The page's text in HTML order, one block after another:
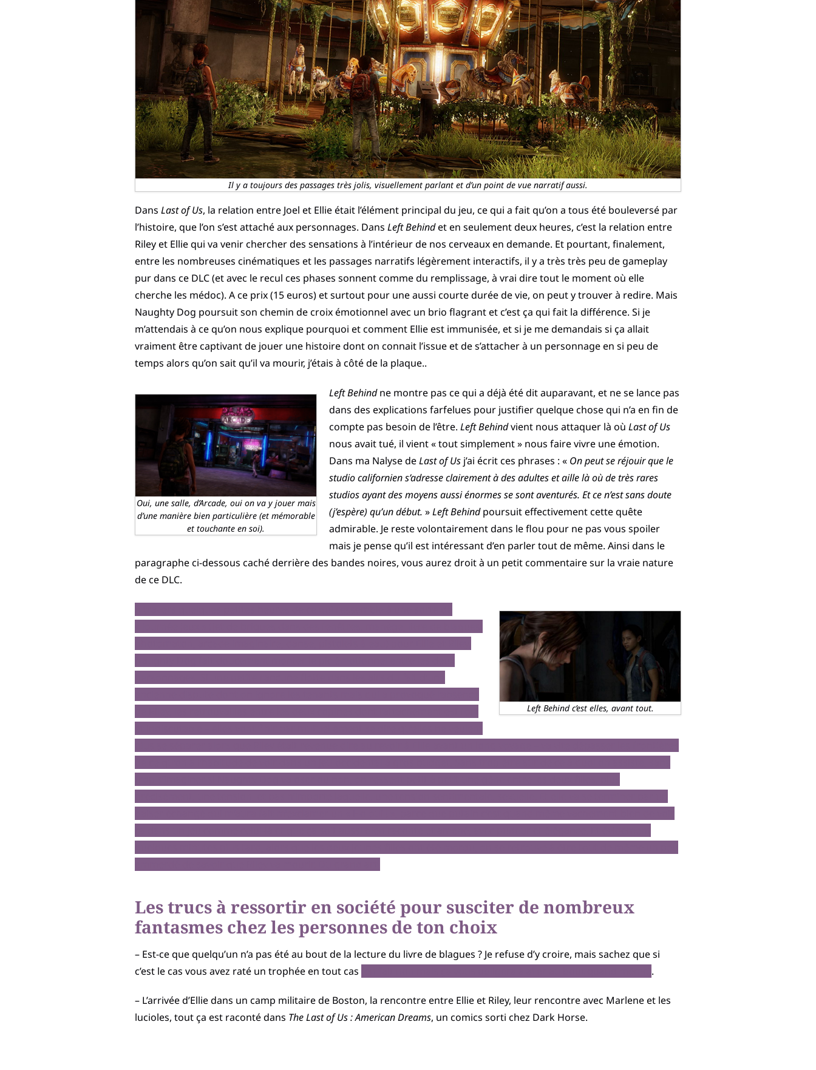
Il y a toujours des passages très jolis, visuellement parlant et d’un point de vue narratif aussi.
Dans Last of Us, la relation entre Joel et Ellie était l’élément principal du jeu, ce qui a fait qu’on a tous été bouleversé par
l’histoire, que l’on s’est attaché aux personnages. Dans Left Behindet en seulement deux heures, c’est la relation entre
Riley et Ellie qui va venir chercher des sensations à l’intérieur de nos cerveaux en demande. Et pourtant, finalement,
entre les nombreuses cinématiques et les passages narratifs légèrement interactifs, il y a très très peu de gameplay
pur dans ce DLC (et avec le recul ces phases sonnent comme du remplissage, à vrai dire tout le moment où elle
cherche les médoc). A ce prix (15 euros) et surtout pour une aussi courte durée de vie, on peut y trouver à redire. Mais
Naughty Dog poursuit son chemin de croix émotionnel avec un brio flagrant et c’est ça qui fait la différence. Si je
m’attendais à ce qu’on nous explique pourquoi et comment Ellie est immunisée, et si je me demandais si ça allait
vraiment être captivant de jouer une histoire dont on connait l’issue et de s’attacher à un personnage en si peu de
temps alors qu’on sait qu’il va mourir, j’étais à côté de la plaque..
Oui, une salle, d’Arcade, oui on va y jouer mais
d’une manière bien particulière (et mémorable
et touchante en soi).
Left Behindne montre pas ce qui a déjà été dit auparavant, et ne se lance pas
dans des explications farfelues pour justifier quelque chose qui n’a en fin de
compte pas besoin de l’être. Left Behindvient nous attaquer là où Last of Us
nous avait tué, il vient « tout simplement » nous faire vivre une émotion.
Dans ma Nalyse deLast of Us j’ai écrit ces phrases : « On peut se réjouir que le
studio californien s’adresse clairement à des adultes et aille là où de très rares
studios ayant des moyens aussi énormes se sont aventurés. Et ce n’est sans doute
(j’espère) qu’un début. »Left Behindpoursuit effectivement cette quête
admirable. Je reste volontairement dans le flou pour ne pas vous spoiler
mais je pense qu’il est intéressant d’en parler tout de même. Ainsi dans le
paragraphe ci-dessous caché derrière des bandes noires, vous aurez droit à un petit commentaire sur la vraie nature
de ce DLC.
Left Behind c’est elles, avant tout.
Les trucs à ressortir en société pour susciter de nombreux
fantasmes chez les personnes de ton choix
– Est-ce que quelqu’un n’a pas été au bout de la lecture du livre de blagues ? Je refuse d’y croire, mais sachez que si
c’est le cas vous avez raté un trophée en tout cas
.
– L’arrivée d’Ellie dans un camp militaire de Boston, la rencontre entre Ellie et Riley, leur rencontre avec Marlene et les
lucioles, tout ça est raconté dans The Last of Us : American Dreams, un comics sorti chez Dark Horse.